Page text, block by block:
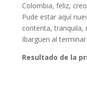
Colombia, feliz,
Pude estar aquí
contenta, tranquila,
Ibargüen al
Resultado de la